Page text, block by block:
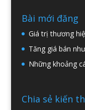
Bài mới đăng
Giá trị thương
Tăng giá bán
Những khoảng
Chia sẻ kiến